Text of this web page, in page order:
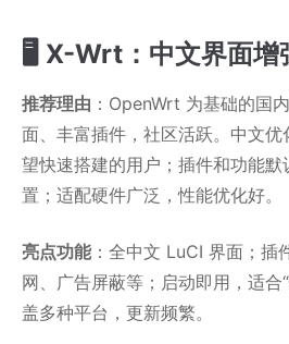
🖥️ X-Wrt：中文界面增
推荐理由 ：OpenWrt 为基础的国
面、丰富插件，社区活跃。中文
望快速搭建的用户；插件和功能
置；适配硬件广泛，性能优化好。
亮点功能：全中文 LuCI 界面；插
网、广告屏蔽等；启动即用，适合
盖多种平台，更新频繁。